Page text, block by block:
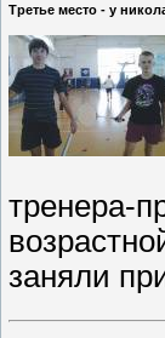
Третье место - у
тренера-
заняли